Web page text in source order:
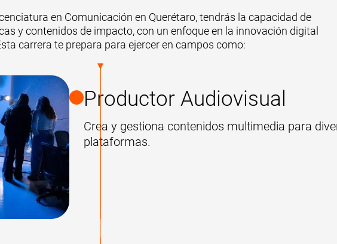
en Comunicación en Querétaro, tendrás la capacidad de
y contenidos de impacto, con un enfoque en la innovación digital
carrera te prepara para ejercer en campos como:
Productor Audiovisual
Crea y gestiona contenidos multimedia para
plataformas.